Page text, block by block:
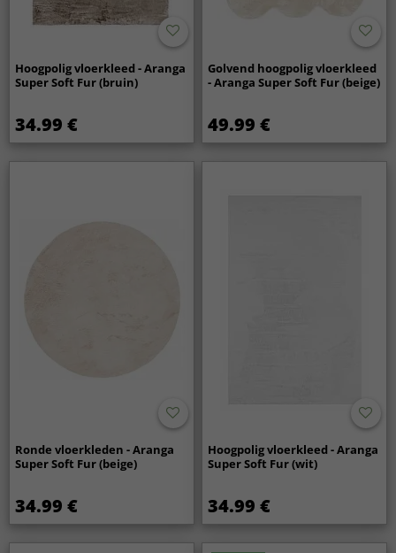
Hoogpolig vloerkleed - Aranga
Super Soft Fur (bruin)
34.99 €
Golvend hoogpolig vloerkleed
- Aranga Super Soft Fur (beige)
49.99 €
Ronde vloerkleden - Aranga
Super Soft Fur (beige)
34.99 €
Hoogpolig vloerkleed - Aranga
Super Soft Fur (wit)
34.99 €